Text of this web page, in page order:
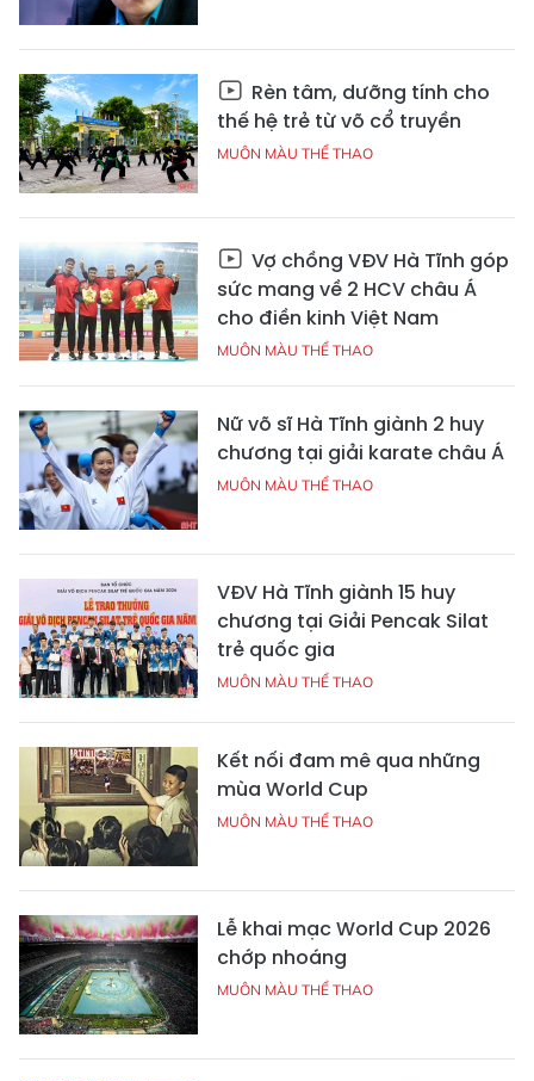
Rèn tâm, dưỡng tính cho
thế hệ trẻ từ võ cổ truyền
MUÔN MÀU THỂ THAO
Vợ chồng VĐV Hà Tĩnh góp
sức mang về 2 HCV châu Á
cho điền kinh Việt Nam
MUÔN MÀU THỂ THAO
Nữ võ sĩ Hà Tĩnh giành 2 huy
chương tại giải karate châu Á
MUÔN MÀU THỂ THAO
VĐV Hà Tĩnh giành 15 huy
chương tại Giải Pencak Silat
trẻ quốc gia
MUÔN MÀU THỂ THAO
Kết nối đam mê qua những
mùa World Cup
MUÔN MÀU THỂ THAO
Lễ khai mạc World Cup 2026
chớp nhoáng
MUÔN MÀU THỂ THAO